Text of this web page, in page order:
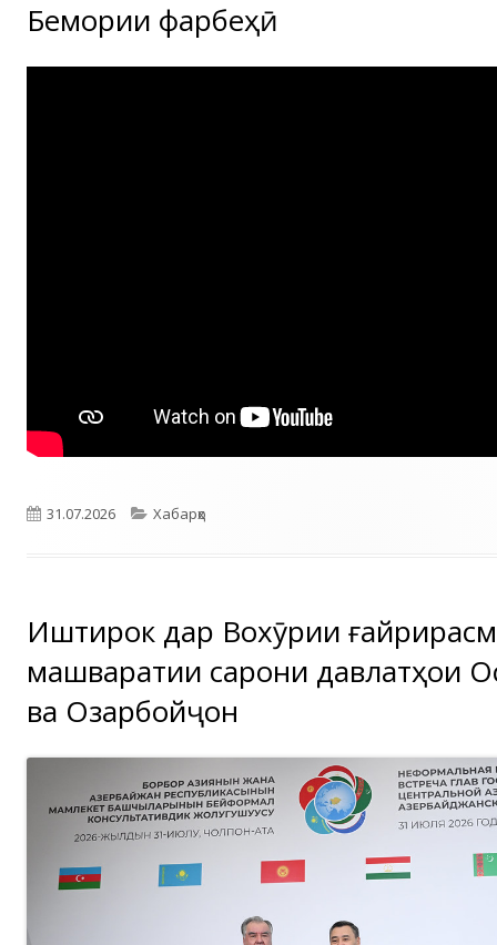
Бемории фарбеҳӣ
Опубликовано
31.07.2026 Рубрики
Хабарҳо
Иштирок дар Вохӯрии
машваратии сарони давлатҳои
ва Озарбойҷон